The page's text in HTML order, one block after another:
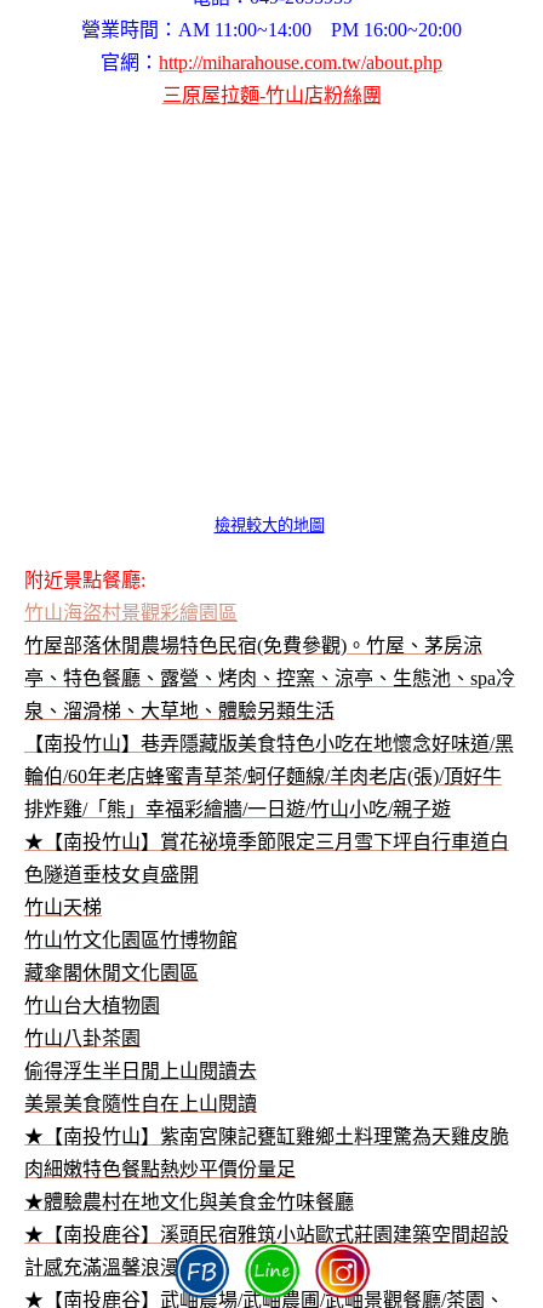
營業時間：AM 11:00~14:00 PM 16:00~20:00
官網： http://miharahouse.com.tw/about.php
三原屋拉麵-竹山店粉絲團
檢視較大的地圖
附近景點餐廳:
竹山海盜村景觀彩繪園區
竹屋部落休閒農場特色民宿(免費參觀)。竹屋、茅房涼
亭、特色餐廳、露營、烤肉、控窯、涼亭、生態池、spa冷
泉、溜滑梯、大草地、體驗另類生活
【南投竹山】巷弄隱藏版美食特色小吃在地懷念好味道/黑
輪伯/60年老店蜂蜜青草茶/蚵仔麵線/羊肉老店(張)/頂好牛
排炸雞/「熊」幸福彩繪牆/一日遊/竹山小吃/親子遊
★【南投竹山】賞花祕境季節限定三月雪下坪自行車道白
色隧道垂枝女貞盛開
竹山天梯
竹山竹文化園區竹博物館
藏傘閣休閒文化園區
竹山台大植物園
竹山八卦茶園
偷得浮生半日閒上山閱讀去
美景美食隨性自在上山閱讀
★【南投竹山】紫南宮陳記甕缸雞鄉土料理驚為天雞皮脆
肉細嫩特色餐點熱炒平價份量足
★體驗農村在地文化與美食金竹味餐廳
★【南投鹿谷】溪頭民宿雅筑小站歐式莊園建築空間超設
計感充滿溫馨浪漫滿分
★【南投鹿谷】武岫農場/武岫農圃/武岫景觀餐廳/茶園、